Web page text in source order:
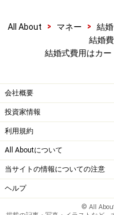
All About > マネー > 結
結婚
結婚式費用はカ
会社概要
投資家情報
利用規約
All Aboutについて
当サイトの情報についての注意
ヘルプ
© All